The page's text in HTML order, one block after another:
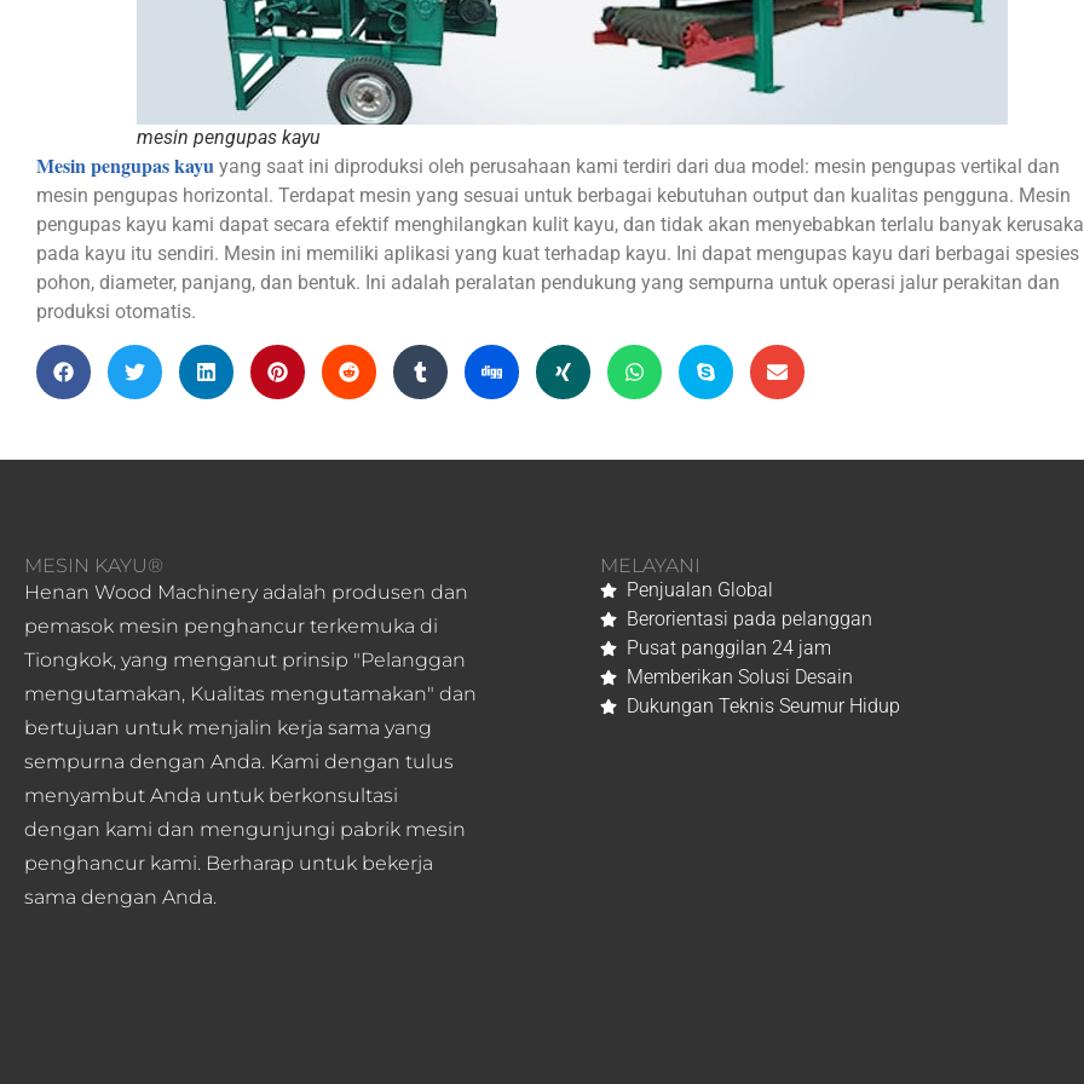
mesin pengupas kayu
Mesin pengupas kayu yang saat ini diproduksi oleh perusahaan kami terdiri dari dua model: mesin pengupas vertikal dan
mesin pengupas horizontal. Terdapat mesin yang sesuai untuk berbagai kebutuhan output dan kualitas pengguna. Mesin
pengupas kayu kami dapat secara efektif menghilangkan kulit kayu, dan tidak akan menyebabkan terlalu banyak
pada kayu itu sendiri. Mesin ini memiliki aplikasi yang kuat terhadap kayu. Ini dapat mengupas kayu dari berbagai spesies
pohon, diameter, panjang, dan bentuk. Ini adalah peralatan pendukung yang sempurna untuk operasi jalur perakitan dan
produksi otomatis.
MESIN KAYU®
Henan Wood Machinery adalah produsen dan
pemasok mesin penghancur terkemuka di
Tiongkok, yang menganut prinsip "Pelanggan
mengutamakan, Kualitas mengutamakan" dan
bertujuan untuk menjalin kerja sama yang
sempurna dengan Anda. Kami dengan tulus
menyambut Anda untuk berkonsultasi
dengan kami dan mengunjungi pabrik mesin
penghancur kami. Berharap untuk bekerja
sama dengan Anda.
MELAYANI
Penjualan Global
Berorientasi pada pelanggan
Pusat panggilan 24 jam
Memberikan Solusi Desain
Dukungan Teknis Seumur Hidup